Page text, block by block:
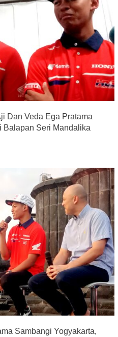
Dan Veda Ega Pratama
Balapan Seri Mandalika
Sambangi Yogyakarta,